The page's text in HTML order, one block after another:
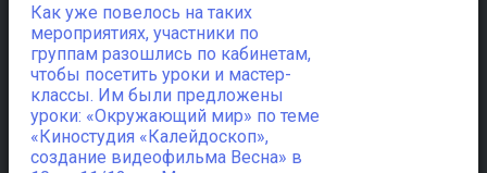
Как уже повелось на таких
мероприятиях, участники по
группам разошлись по кабинетам,
чтобы посетить уроки и мастер-
классы. Им были предложены
уроки: «Окружающий мир» по теме
«Киностудия «Калейдоскоп»,
создание видеофильма Весна» в